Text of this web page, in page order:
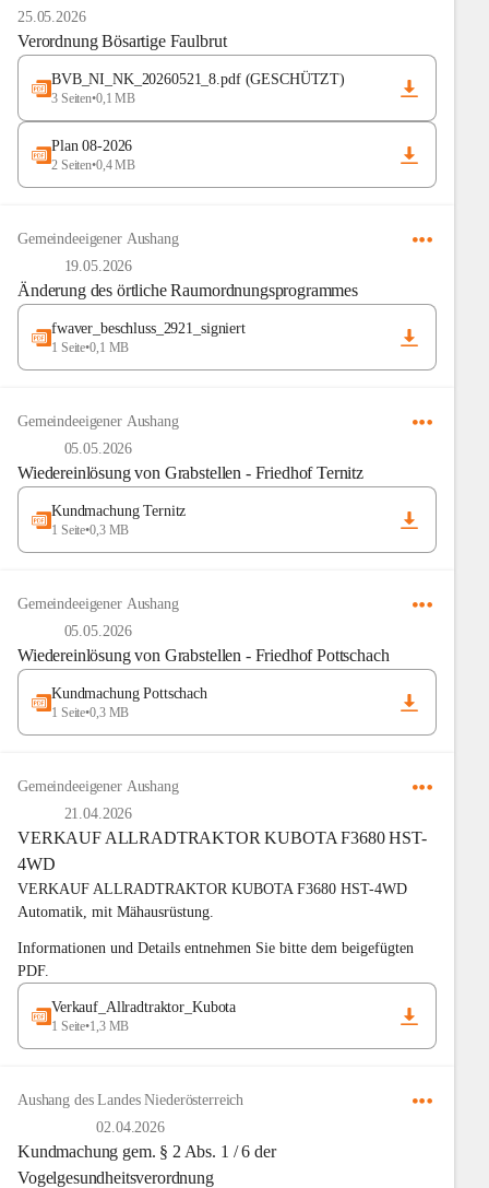
25.05.2026
Verordnung Bösartige Faulbrut
BVB_NI_NK_20260521_8.pdf (GESCHÜTZT)
3 Seiten•0,1 MB
Plan 08-2026
2 Seiten•0,4 MB
Gemeindeeigener Aushang
19.05.2026
Änderung des örtliche Raumordnungsprogrammes
fwaver_beschluss_2921_signiert
1 Seite•0,1 MB
Gemeindeeigener Aushang
05.05.2026
Wiedereinlösung von Grabstellen - Friedhof Ternitz
Kundmachung Ternitz
1 Seite•0,3 MB
Gemeindeeigener Aushang
05.05.2026
Wiedereinlösung von Grabstellen - Friedhof Pottschach
Kundmachung Pottschach
1 Seite•0,3 MB
Gemeindeeigener Aushang
21.04.2026
VERKAUF ALLRADTRAKTOR KUBOTA F3680 HST-
4WD
VERKAUF ALLRADTRAKTOR KUBOTA F3680 HST-4WD
Automatik, mit Mähausrüstung.
Informationen und Details entnehmen Sie bitte dem beigefügten
PDF.
Verkauf_Allradtraktor_Kubota
1 Seite•1,3 MB
Aushang des Landes Niederösterreich
02.04.2026
Kundmachung gem. § 2 Abs. 1 / 6 der
Vogelgesundheitsverordnung